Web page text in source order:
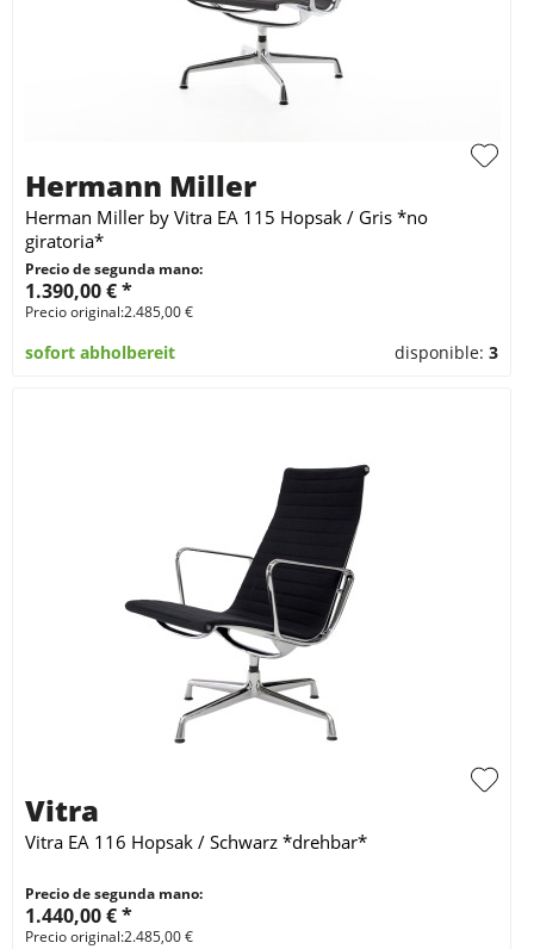
Hermann Miller
Herman Miller by Vitra EA 115 Hopsak / Gris *no
giratoria*
Precio de segunda mano:
1.390,00 € *
Precio original:2.485,00 €
sofort abholbereit disponible:3
Vitra
Vitra EA 116 Hopsak / Schwarz *drehbar*
Precio de segunda mano:
1.440,00 € *
Precio original:2.485,00 €